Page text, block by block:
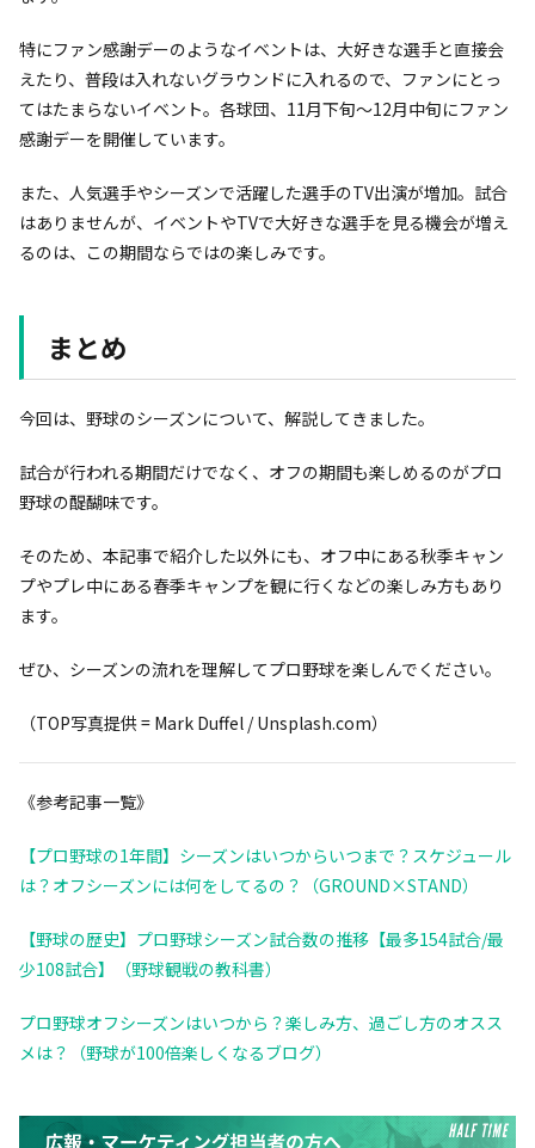
特にファン感謝デーのようなイベントは、大好きな選手と直接会
えたり、普段は入れないグラウンドに入れるので、ファンにとっ
てはたまらないイベント。各球団、11月下旬～12月中旬にファン
感謝デーを開催しています。
また、人気選手やシーズンで活躍した選手のTV出演が増加。試合
はありませんが、イベントやTVで大好きな選手を見る機会が増え
るのは、この期間ならではの楽しみです。
まとめ
今回は、野球のシーズンについて、解説してきました。
試合が行われる期間だけでなく、オフの期間も楽しめるのがプロ
野球の醍醐味です。
そのため、本記事で紹介した以外にも、オフ中にある秋季キャン
プやプレ中にある春季キャンプを観に行くなどの楽しみ方もあり
ます。
ぜひ、シーズンの流れを理解してプロ野球を楽しんでください。
（TOP写真提供 = Mark Duffel / Unsplash.com）
《参考記事一覧》
【プロ野球の1年間】シーズンはいつからいつまで？スケジュール
は？オフシーズンには何をしてるの？（GROUND×STAND）
【野球の歴史】プロ野球シーズン試合数の推移【最多154試合/最
少108試合】（野球観戦の教科書）
プロ野球オフシーズンはいつから？楽しみ方、過ごし方のオスス
メは？（野球が100倍楽しくなるブログ）